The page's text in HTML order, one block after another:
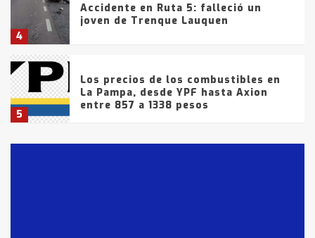
4
Accidente en Ruta 5: falleció un
joven de Trenque Lauquen
5
Los precios de los combustibles en
La Pampa, desde YPF hasta Axion
entre 857 a 1338 pesos